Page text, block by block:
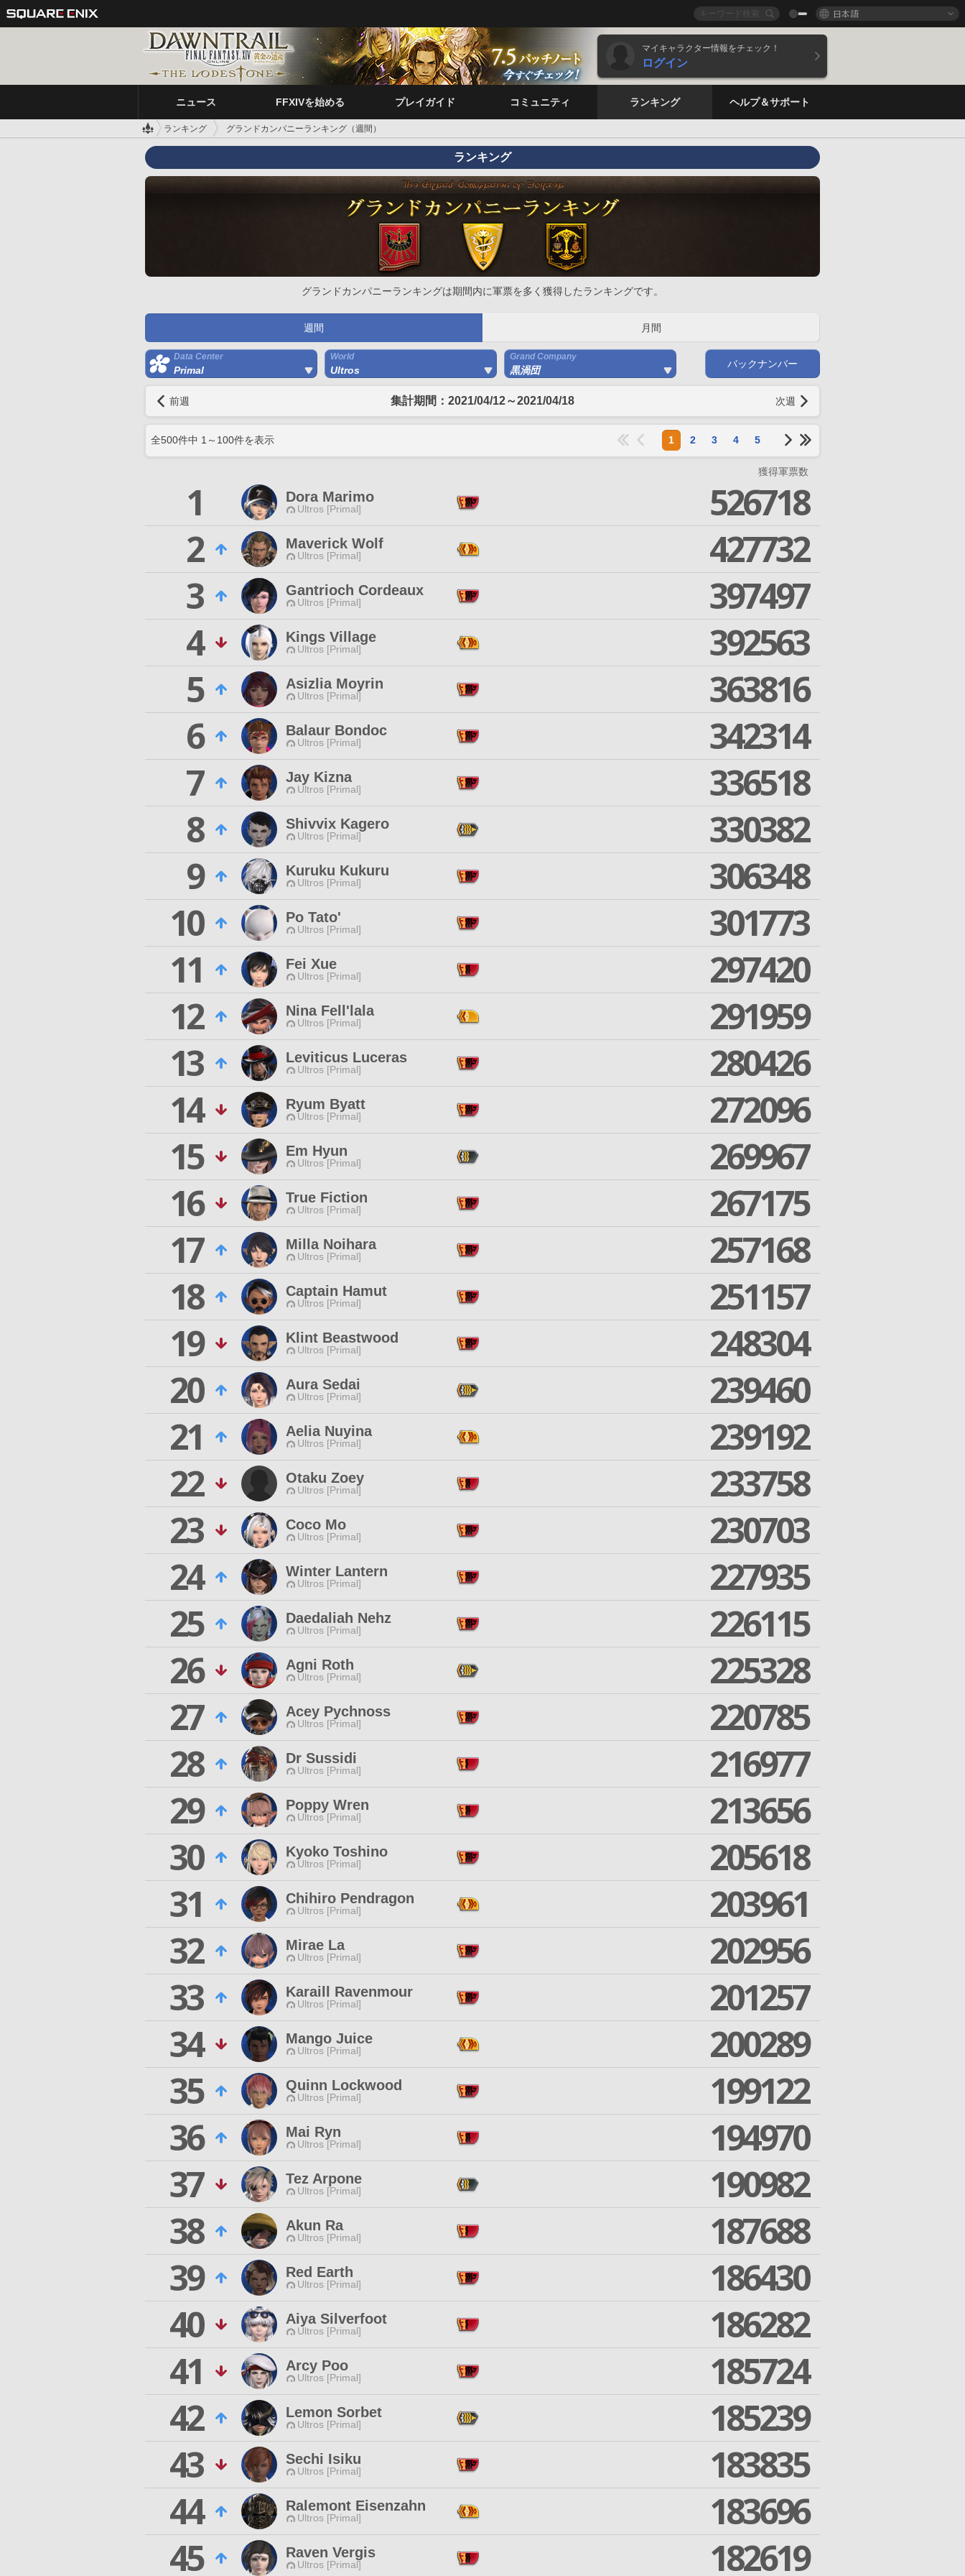
日本語
マイキャラクター情報をチェック！
ログイン
ニュース FFXIVを始める プレイガイド コミュニティ ランキング ヘルプ＆サポート
ランキング グランドカンパニーランキング（週間）
ランキング
グランドカンパニーランキングは期間内に軍票を多く獲得したランキングです。
週間 月間
Data Center
Primal
World
Ultros
Grand Company
黒渦団
バックナンバー
前週 集計期間：2021/04/12～2021/04/18 次週
全500件中 1 ～ 100件を表示 1 2 3 4 5
獲得軍票数
1 Dora Marimo
Ultros [Primal]
526718
2
Maverick Wolf
Ultros [Primal]
427732
3
Gantrioch Cordeaux
Ultros [Primal]
397497
4
Kings Village
Ultros [Primal]
392563
5
Asizlia Moyrin
Ultros [Primal]
363816
6
Balaur Bondoc
Ultros [Primal]
342314
7
Jay Kizna
Ultros [Primal]
336518
8
Shivvix Kagero
Ultros [Primal]
330382
9
Kuruku Kukuru
Ultros [Primal]
306348
10
Po Tato'
Ultros [Primal]
301773
11
Fei Xue
Ultros [Primal]
297420
12
Nina Fell'lala
Ultros [Primal]
291959
13
Leviticus Luceras
Ultros [Primal]
280426
14
Ryum Byatt
Ultros [Primal]
272096
15
Em Hyun
Ultros [Primal]
269967
16
True Fiction
Ultros [Primal]
267175
17
Milla Noihara
Ultros [Primal]
257168
18
Captain Hamut
Ultros [Primal]
251157
19
Klint Beastwood
Ultros [Primal]
248304
20
Aura Sedai
Ultros [Primal]
239460
21
Aelia Nuyina
Ultros [Primal]
239192
22
Otaku Zoey
Ultros [Primal]
233758
23
Coco Mo
Ultros [Primal]
230703
24
Winter Lantern
Ultros [Primal]
227935
25
Daedaliah Nehz
Ultros [Primal]
226115
26
Agni Roth
Ultros [Primal]
225328
27
Acey Pychnoss
Ultros [Primal]
220785
28
Dr Sussidi
Ultros [Primal]
216977
29
Poppy Wren
Ultros [Primal]
213656
30
Kyoko Toshino
Ultros [Primal]
205618
31
Chihiro Pendragon
Ultros [Primal]
203961
32
Mirae La
Ultros [Primal]
202956
33
Karaill Ravenmour
Ultros [Primal]
201257
34
Mango Juice
Ultros [Primal]
200289
35
Quinn Lockwood
Ultros [Primal]
199122
36
Mai Ryn
Ultros [Primal]
194970
37
Tez Arpone
Ultros [Primal]
190982
38
Akun Ra
Ultros [Primal]
187688
39
Red Earth
Ultros [Primal]
186430
40
Aiya Silverfoot
Ultros [Primal]
186282
41
Arcy Poo
Ultros [Primal]
185724
42
Lemon Sorbet
Ultros [Primal]
185239
43
Sechi Isiku
Ultros [Primal]
183835
44
Ralemont Eisenzahn
Ultros [Primal]
183696
45
Raven Vergis
Ultros [Primal] 182619